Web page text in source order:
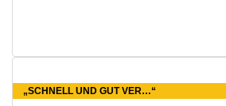
„SCHNELL UND GUT VER…“